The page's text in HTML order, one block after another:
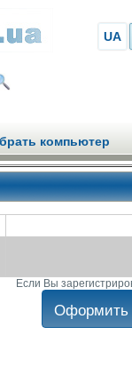
UA
компьютер
Если Вы